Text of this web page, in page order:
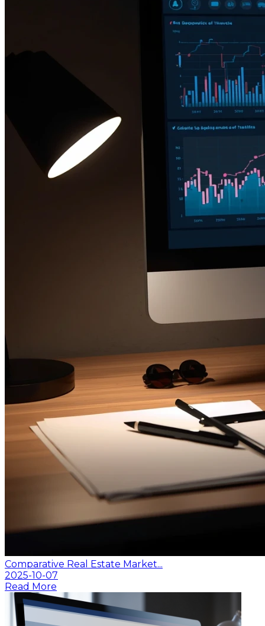
Comparative Real Estate Market...
2025-10-07
Read More